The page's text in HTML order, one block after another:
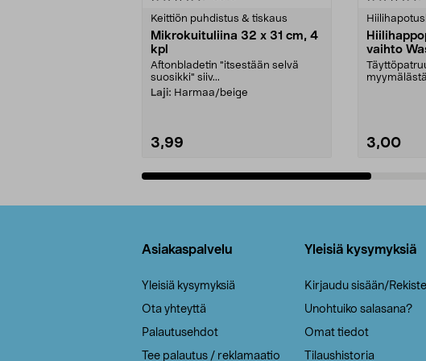
Keittiön puhdistus & tiskaus
Mikrokuituliina 32 x 31 cm, 4
kpl
Aftonbladetin "itsestään selvä
suosikki" siiv...
Laji: Harmaa/beige
3,99
vaihto
3,00
Asiakaspalvelu
Yleisiä kysymyksiä
Ota yhteyttä
Palautusehdot
Tee palautus / reklamaatio
Yleisiä kysymyksiä
Kirjaudu sisään/
Unohtuiko salasana?
Omat tiedot
Tilaushistoria